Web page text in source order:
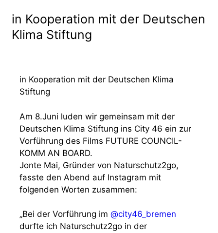
in Kooperation mit der Deutschen
Klima Stiftung
in Kooperation mit der Deutschen Klima
Stiftung
Am 8.Juni luden wir gemeinsam mit der
Deutschen Klima Stiftung ins City 46 ein zur
Vorführung des Films FUTURE COUNCIL-
KOMM AN BOARD.
Jonte Mai, Gründer von Naturschutz2go,
fasste den Abend auf Instagram mit
folgenden Worten zusammen:
„Bei der Vorführung im @city46_bremen
durfte ich Naturschutz2go in der